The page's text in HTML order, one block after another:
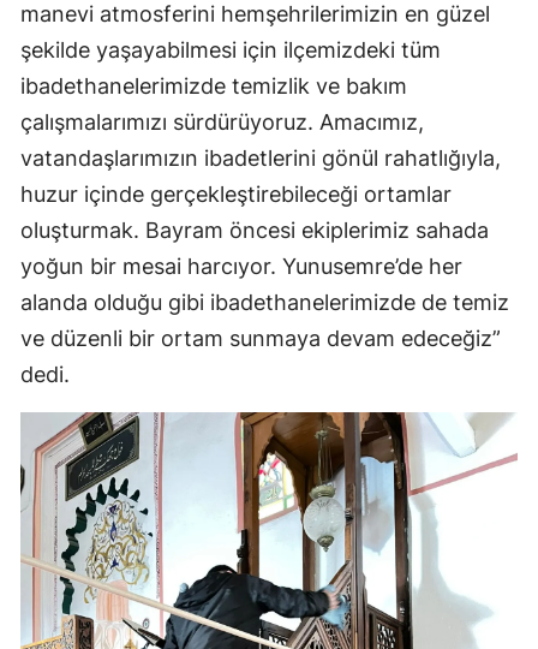
manevi atmosferini hemşehrilerimizin en güzel
şekilde yaşayabilmesi için ilçemizdeki tüm
ibadethanelerimizde temizlik ve bakım
çalışmalarımızı sürdürüyoruz. Amacımız,
vatandaşlarımızın ibadetlerini gönül rahatlığıyla,
huzur içinde gerçekleştirebileceği ortamlar
oluşturmak. Bayram öncesi ekiplerimiz sahada
yoğun bir mesai harcıyor. Yunusemre’de her
alanda olduğu gibi ibadethanelerimizde de temiz
ve düzenli bir ortam sunmaya devam edeceğiz”
dedi.